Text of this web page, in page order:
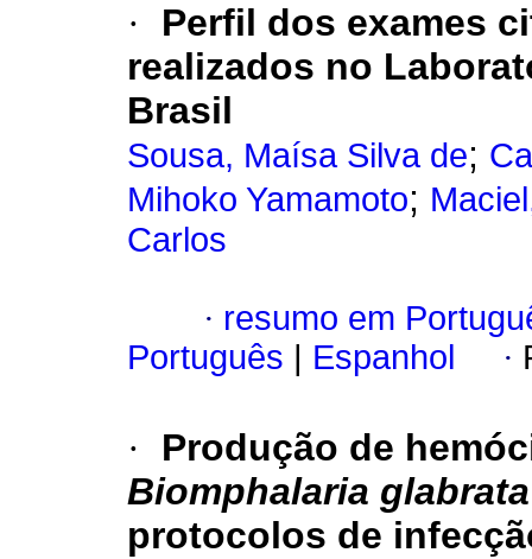
·
Perfil dos exames
realizados no
Brasil
Sousa, Maísa Silva de;
Mihoko Yamamoto;
Carlos
· resumo em
Português
Espanhol ·
·
Produção de
Biomphalaria
protocolos de